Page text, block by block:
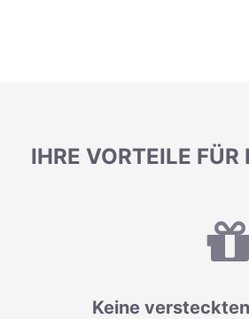
IHRE VORTEILE FÜR
Keine